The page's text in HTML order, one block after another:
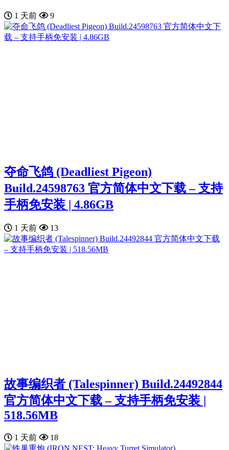
1 天前 9
夺命飞鸽 (Deadliest Pigeon)
Build.24598763 官方简体中文下载 – 支持
手柄免安装 | 4.86GB
1 天前 13
故事编织者 (Talespinner) Build.24492844
官方简体中文下载 – 支持手柄免安装 |
518.56MB
1 天前 18